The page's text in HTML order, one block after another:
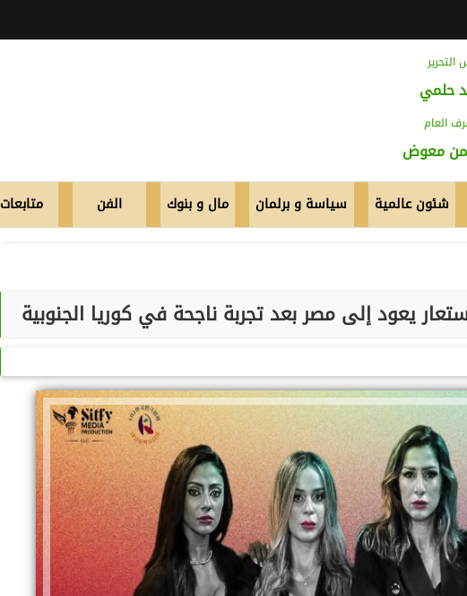
التحرير
حلمي
العام
معوض
شئون عالمية سياسة و برلمان مال و بنوك الفن متابعات
يعود إلى مصر بعد تجربة ناجحة في كوريا الجنوبية